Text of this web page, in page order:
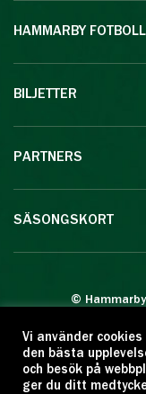
HAMMARBY FOTBOLL
BILJETTER
PARTNERS
SÄSONGSKORT
©
Eftertryck
Citera
Vi använder
den bästa
och besök på
ger du ditt